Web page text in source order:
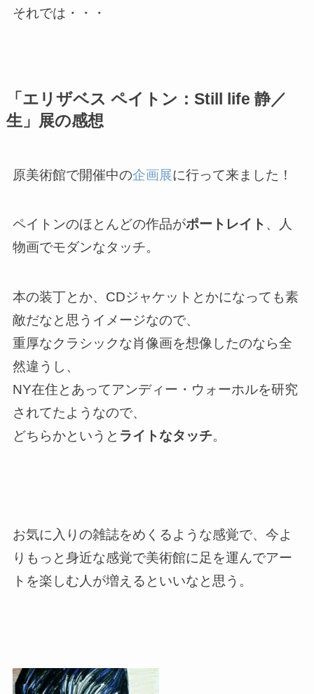
それでは・・・
「エリザベス ペイトン： Still life 静／
生」展の感想
原美術館で開催中の企画展に行って来ました！
ペイトンのほとんどの作品がポートレイト 、人
物画でモダンなタッチ。
本の装丁とか、 CDジャケットとかになっても素
敵だなと思うイメージなので、
重厚なクラシックな肖像画を想像したのなら全
然違うし、
NY在住とあってアンディー・ウォーホルを研究
されてたようなので、
どちらかというと ライトなタッチ。
お気に入りの雑誌をめくるような感覚で、今よ
りもっと身近な感覚で美術館に足を運んでアー
トを楽しむ人が増えるといいなと思う。